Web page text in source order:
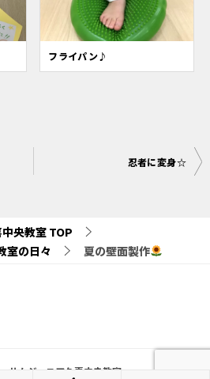
フライパン♪
忍者に変身☆
央教室 TOP
室の日々 夏の壁面製作
サムジュニア久喜中央教室